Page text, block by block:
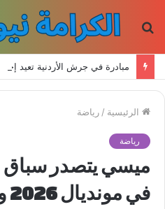
الرئيسية / رياضة
رياضة
ميسي يتصدر سباق